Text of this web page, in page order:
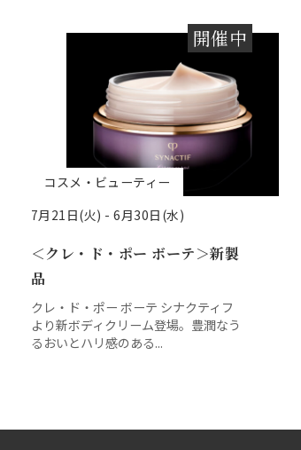
開催中
コスメ・ビューティー
7月21日(火) -6月30日(水)
＜クレ・ド・ポー ボーテ＞新製
品
クレ・ド・ポー ボーテ シナクティフ
より新ボディクリーム登場。豊潤なう
るおいとハリ感のある...